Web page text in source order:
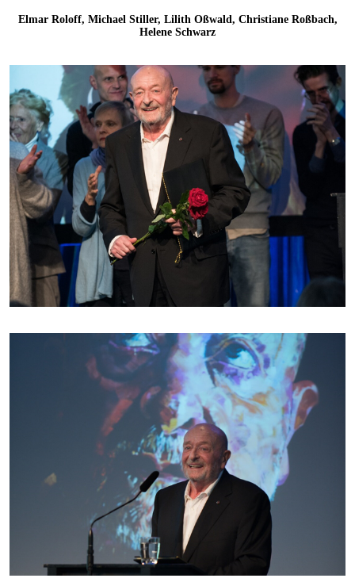
Elmar Roloff, Michael Stiller, Lilith Oßwald, Christiane Roßbach,
Helene Schwarz